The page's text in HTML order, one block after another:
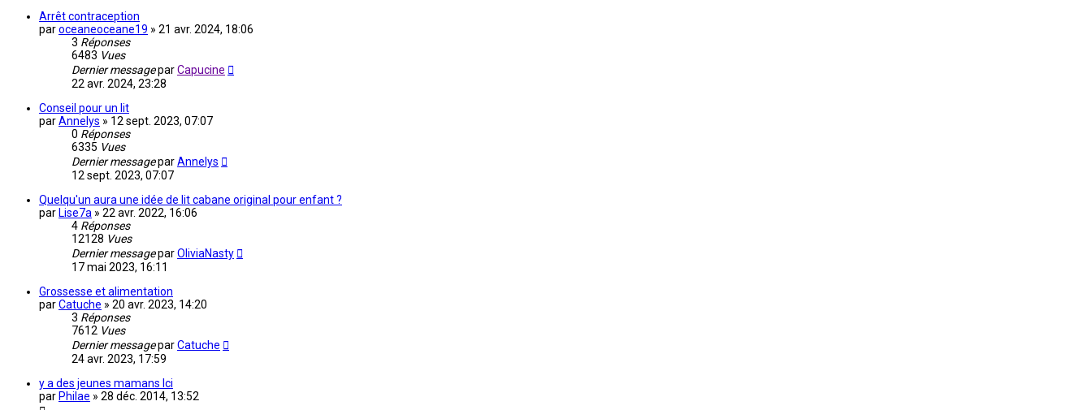
Arrêt contraception
paroceaneoceane19 » 21 avr. 2024, 18:06
3 Réponses
6483 Vues
Dernier messageparCapucine
22 avr. 2024, 23:28
Conseil pour un lit
parAnnelys » 12 sept. 2023, 07:07
0 Réponses
6335 Vues
Dernier messageparAnnelys
12 sept. 2023, 07:07
Quelqu'un aura une idée de lit cabane original pour enfant ?
par Lise7a » 22 avr. 2022, 16:06
4 Réponses
12128 Vues
Dernier messageparOliviaNasty
17 mai 2023, 16:11
Grossesse et alimentation
parCatuche » 20 avr. 2023, 14:20
3 Réponses
7612 Vues
Dernier messageparCatuche
24 avr. 2023, 17:59
y a des jeunes mamans Ici
par Philae » 28 déc. 2014, 13:52